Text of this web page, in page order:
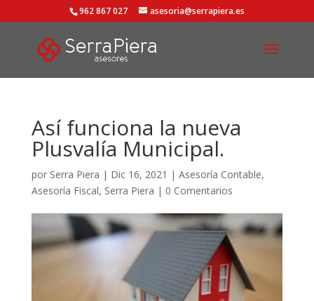
962 867 027 asesoria@serrapiera.es
Así funciona la nueva
Plusvalía Municipal.
por Serra Piera | Dic 16, 2021 | Asesoría Contable,
Asesoría Fiscal, Serra Piera | 0 Comentarios